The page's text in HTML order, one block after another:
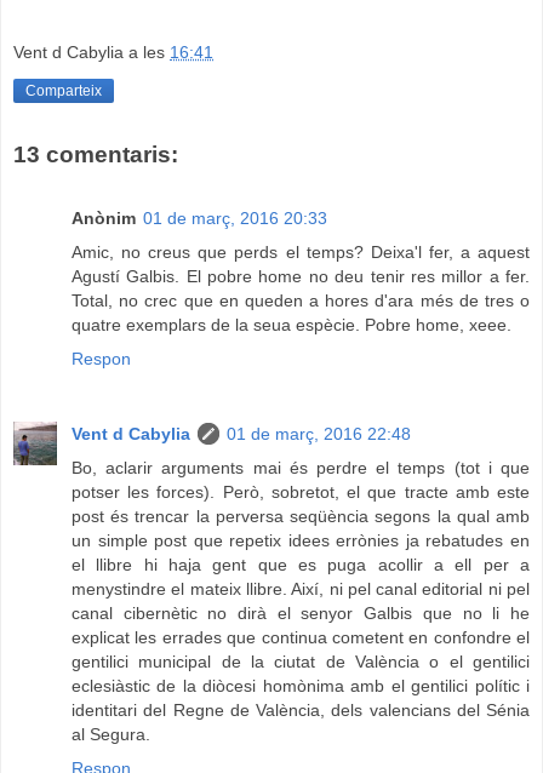
Vent d Cabylia a les 16:41
Comparteix
13 comentaris:
Anònim 01 de març, 2016 20:33
Amic, no creus que perds el temps? Deixa'l fer, a aquest
Agustí Galbis. El pobre home no deu tenir res millor a fer.
Total, no crec que en queden a hores d'ara més de tres o
quatre exemplars de la seua espècie. Pobre home, xeee.
Respon
Vent d Cabylia
01 de març, 2016 22:48
Bo, aclarir arguments mai és perdre el temps (tot i que
potser les forces). Però, sobretot, el que tracte amb este
post és trencar la perversa seqüència segons la qual amb
un simple post que repetix idees errònies ja rebatudes en
el llibre hi haja gent que es puga acollir a ell per a
menystindre el mateix llibre. Així, ni pel canal editorial ni pel
canal cibernètic no dirà el senyor Galbis que no li he
explicat les errades que continua cometent en confondre el
gentilici municipal de la ciutat de València o el gentilici
eclesiàstic de la diòcesi homònima amb el gentilici polític i
identitari del Regne de València, dels valencians del Sénia
al Segura.
Respon